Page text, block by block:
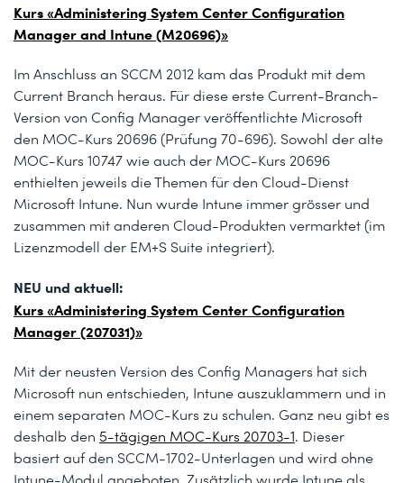
Kurs «Administering System Center Configuration
Manager and Intune (M20696)»
Im Anschluss an SCCM 2012 kam das Produkt mit dem
Current Branch heraus. Für diese erste Current-Branch-
Version von Config Manager veröffentlichte Microsoft
den MOC-Kurs 20696 (Prüfung 70-696). Sowohl der alte
MOC-Kurs 10747 wie auch der MOC-Kurs 20696
enthielten jeweils die Themen für den Cloud-Dienst
Microsoft Intune. Nun wurde Intune immer grösser und
zusammen mit anderen Cloud-Produkten vermarktet (im
Lizenzmodell der EM+S Suite integriert).
NEU und aktuell:
Kurs «Administering System Center Configuration
Manager (207031)»
Mit der neusten Version des Config Managers hat sich
Microsoft nun entschieden, Intune auszuklammern und in
einem separaten MOC-Kurs zu schulen. Ganz neu gibt es
deshalb den 5-tägigen MOC-Kurs 20703-1. Dieser
basiert auf den SCCM-1702-Unterlagen und wird ohne
Intune-Modul angeboten. Zusätzlich wurde Intune als